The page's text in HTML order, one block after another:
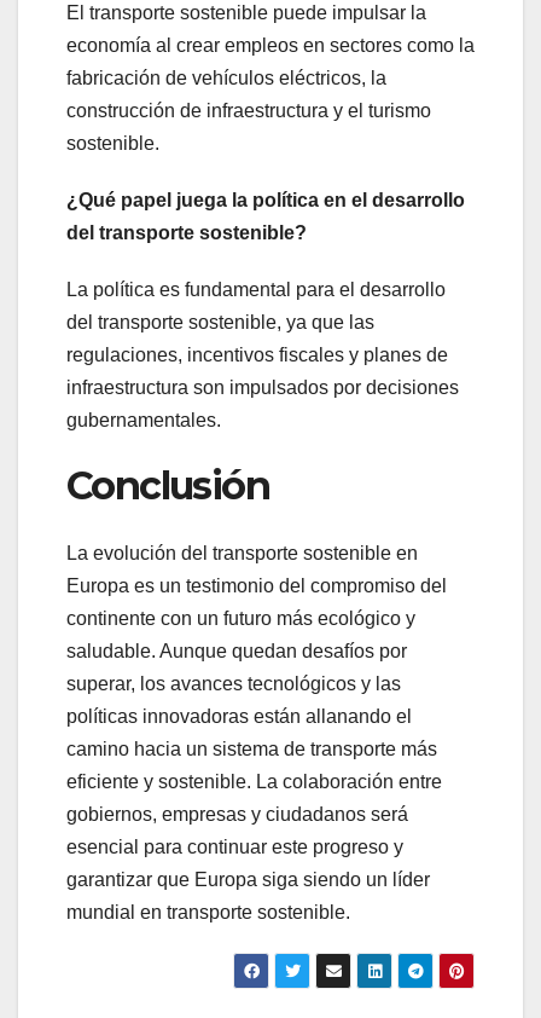
El transporte sostenible puede impulsar la
economía al crear empleos en sectores como la
fabricación de vehículos eléctricos, la
construcción de infraestructura y el turismo
sostenible.
¿Qué papel juega la política en el desarrollo
del transporte sostenible?
La política es fundamental para el desarrollo
del transporte sostenible, ya que las
regulaciones, incentivos fiscales y planes de
infraestructura son impulsados por decisiones
gubernamentales.
Conclusión
La evolución del transporte sostenible en
Europa es un testimonio del compromiso del
continente con un futuro más ecológico y
saludable. Aunque quedan desafíos por
superar, los avances tecnológicos y las
políticas innovadoras están allanando el
camino hacia un sistema de transporte más
eficiente y sostenible. La colaboración entre
gobiernos, empresas y ciudadanos será
esencial para continuar este progreso y
garantizar que Europa siga siendo un líder
mundial en transporte sostenible.